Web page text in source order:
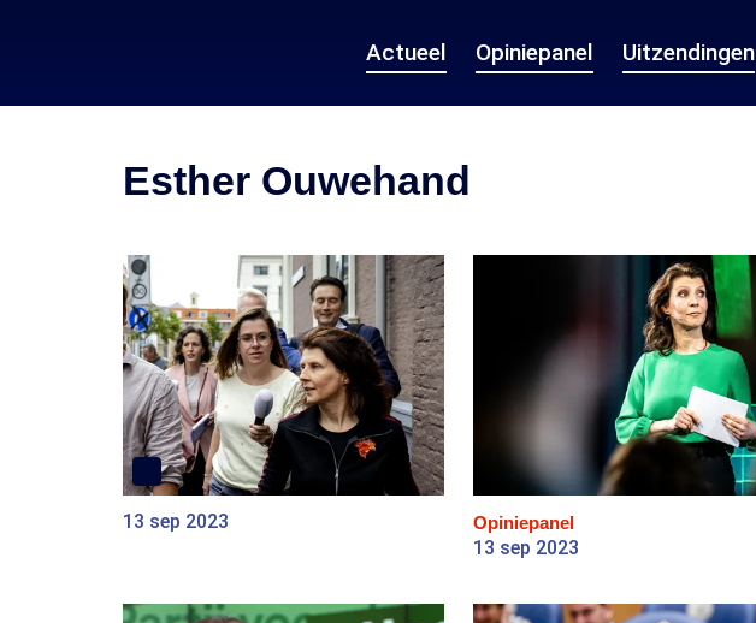
Actueel Opiniepanel Uitzendingen
Esther Ouwehand
13 sep 2023 Opiniepanel
13 sep 2023